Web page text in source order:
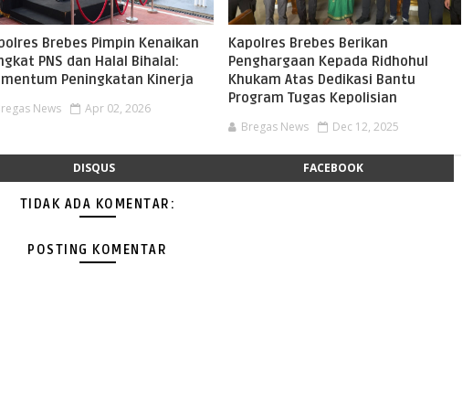
Brebes Pimpin Kenaikan
PNS dan Halal Bihalal:
Peningkatan Kinerja
News Apr 02, 2026
Kapolres Brebes Berikan
Penghargaan Kepada Ridhohul
Khukam Atas Dedikasi Bantu
Program Tugas Kepolisian
Bregas News Dec 12, 2025
DISQUS FACEBOOK
TIDAK ADA KOMENTAR:
POSTING KOMENTAR